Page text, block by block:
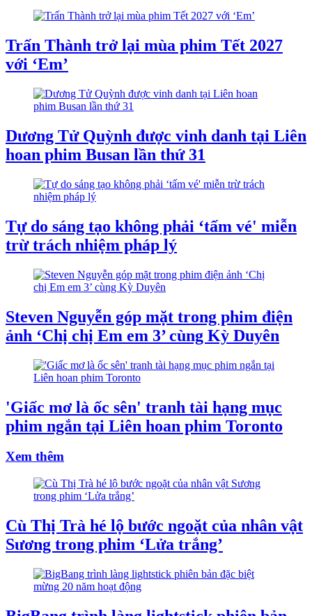
Trấn Thành trở lại mùa phim Tết 2027
với ‘Em’
Dương Tử Quỳnh được vinh danh tại Liên
hoan phim Busan lần thứ 31
Tự do sáng tạo không phải ‘tấm vé' miễn
trừ trách nhiệm pháp lý
Steven Nguyễn góp mặt trong phim điện
ảnh ‘Chị chị Em em 3’ cùng Kỳ Duyên
'Giấc mơ là ốc sên' tranh tài hạng mục
phim ngắn tại Liên hoan phim Toronto
Xem thêm
Cù Thị Trà hé lộ bước ngoặt của nhân vật
Sương trong phim ‘Lửa trắng’